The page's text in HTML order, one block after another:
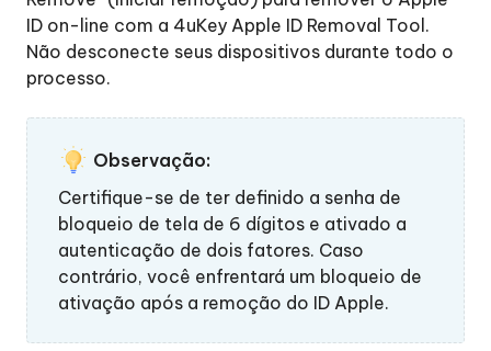
ID on-line com a 4uKey Apple ID Removal Tool.
Não desconecte seus dispositivos durante todo o
processo.
Observação:
Certifique-se de ter definido a senha de
bloqueio de tela de 6 dígitos e ativado a
autenticação de dois fatores. Caso
contrário, você enfrentará um bloqueio de
ativação após a remoção do ID Apple.